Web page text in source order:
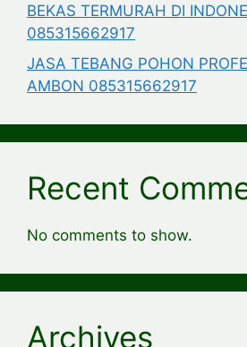
BEKAS TERMURAH DI
085315662917
JASA TEBANG POHON
AMBON 085315662917
Recent
No comments to show.
Archives